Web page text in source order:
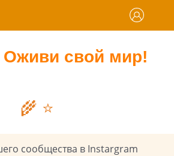
Оживи свой мир!
🌾 ⭐️
сообщества в Instargram